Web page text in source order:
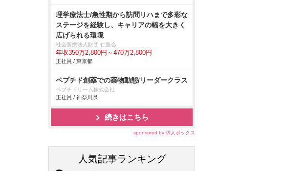
理学療法士/急性期から訪問リハまで多彩な
ステージを経験し、キャリアの幅を大きく
広げられる環境
社会医療法人財団 仁医会
年収350万2,800円～470万2,800円
正社員 / 東京都
ペプチド創薬での薬物動態/リーダークラス
ペプチドリーム株式会社
正社員 / 神奈川県
続きはこちら
sponsored by 求人ボックス
人気記事ランキング